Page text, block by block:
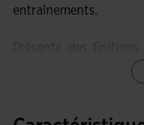
entraînements.
assurant une